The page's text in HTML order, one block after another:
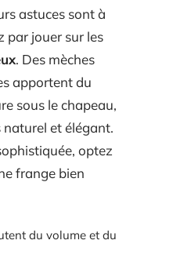
astuces sont à
par jouer sur les
. Des mèches
apportent du
sous le chapeau,
et élégant.
optez
frange bien
du volume et du